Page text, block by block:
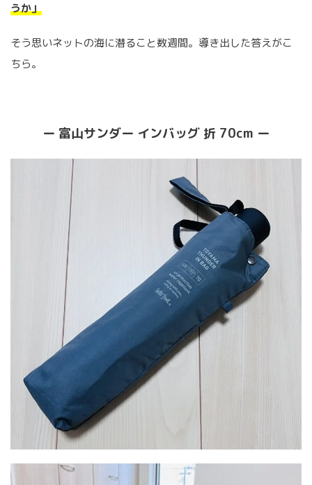
うか」
そう思いネットの海に潜ること数週間。導き出した答えがこ
ちら。
ー 富山サンダー インバッグ 折 70cm ー